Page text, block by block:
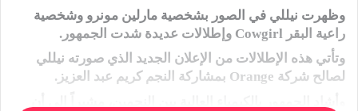
وظهرت نيللي في الصور بشخصية مارلين مونرو وشخصية
راعية البقر Cowgirl وإطلالات عديدة شدت الجمهور.
وتأتي هذه الإطلالات من الإعلان الجديد الذي صورته نيللي
لصالح شركة Orange بمشاركة النجم كريم عبد العزيز.